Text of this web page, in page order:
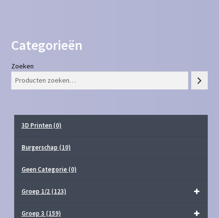
Categorieën
Zoeken
3D Printen (0)
Burgerschap (10)
Geen Categorie (0)
Groep 1/2 (123)
Groep 3 (159)